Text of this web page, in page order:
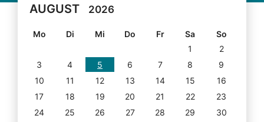
AUGUST 2026
Mo Di Mi Do Fr Sa
So
1
2
3
4 5 6 7 8
9
10
11 12 13 14 15
16
17
18 19 20 21 22
23
24
25 26 27 28 29
30